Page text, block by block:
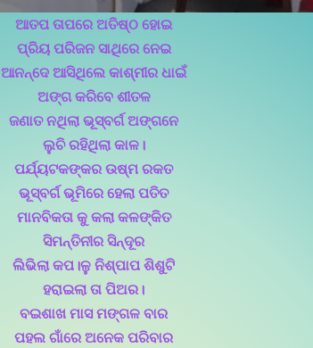
ଆତପ ତାପରେ ଅତିଷ୍ଠ ହୋଇ
ପ୍ରିୟ ପରିଜନ ସାଥିରେ ନେଇ
ଆନନ୍ଦେ ଆସିଥିଲେ କାଶ୍ମୀର ଧାଇଁ
ଅଙ୍ଗ କରିବେ ଶୀତଳ
ଜଣାତ ନଥିଲା ଭୂସ୍ବର୍ଗ ଅଙ୍ଗନେ
ଲୁଚି ରହିଥିଲା କାଳ।
ପର୍ଯ୍ୟଟକଙ୍କର ଉଷ୍ମ ରକତ
ଭୂସ୍ବର୍ଗ ଭୂମିରେ ହେଲା ପତିତ
ମାନବିକତା କୁ କଲା କଳଙ୍କିତ
ସିମନ୍ତିନୀର ସିନ୍ଦୂର
ଲିଭିଲା କପ।ଳୁ ନିଶ୍ପାପ ଶିଶୁଟି
ହରାଇଲା ତା ପିଅର।
ବଇଶାଖ ମାସ ମଙ୍ଗଳ ବାର
ପହଲ ଗାଁରେ ଅନେକ ପରିବାର